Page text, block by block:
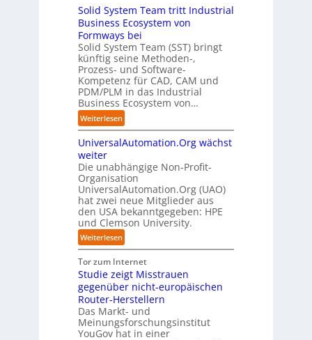
f
ü
r
d
e
n
G
i
g
a
f
a
c
t
o
r
y
-
A
u
s
b
a
u
-
C
E
O
h
e
n
z
e
n
t
r
e
n
i
n
D
e
u
t
s
c
h
l
a
n
d
T
e
f
f
p
u
n
k
t
f
r
p
r
a
x
i
s
n
a
e
A
u
t
o
m
a
b
:
D
i
s
r
u
p
t
b
l
i
c
k
t
a
u
f
d
i
e
Z
u
k
u
n
f
t
Solid System Team tritt Industrial
Business Ecosystem von
Formways bei
Solid System Team (SST) bringt
künftig seine Methoden-,
Prozess- und Software-
Kompetenz für CAD, CAM und
PDM/PLM in das Industrial
Business Ecosystem von…
Weiterlesen:
S
o
i
d
S
y
s
t
e
m
T
e
a
t
r
i
UniversalAutomation.Org wächst
weiter
Die unabhängige Non-Profit-
Organisation
UniversalAutomation.Org (UAO)
hat zwei neue Mitglieder aus
den USA bekanntgegeben: HPE
und Clemson University.
Weiterlesen:
U
n
i
v
e
r
s
a
Tor zum Internet
Studie zeigt Misstrauen
gegenüber nicht-europäischen
Router-Herstellern
Das Markt- und
Meinungsforschungsinstitut
YouGov hat in einer